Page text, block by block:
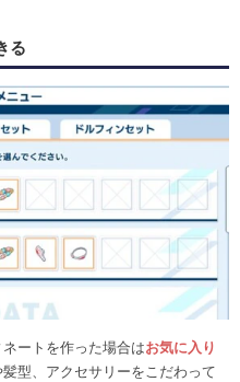
る
ートを作った場合はお気に入り
髪型、アクセサリーをこだわって